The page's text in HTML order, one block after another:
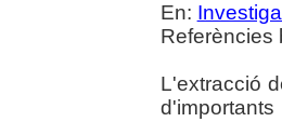
En:
Referències
L'extracció